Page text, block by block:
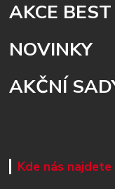
AKCE
NOVINKY
AKČNÍ
Kde nás najdete